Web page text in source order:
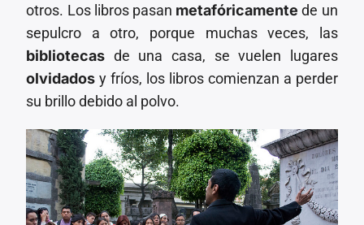
otros. Los libros pasan metafóricamente de un
sepulcro a otro, porque muchas veces, las
bibliotecas de una casa, se vuelen lugares
olvidados y fríos, los libros comienzan a perder
su brillo debido al polvo.